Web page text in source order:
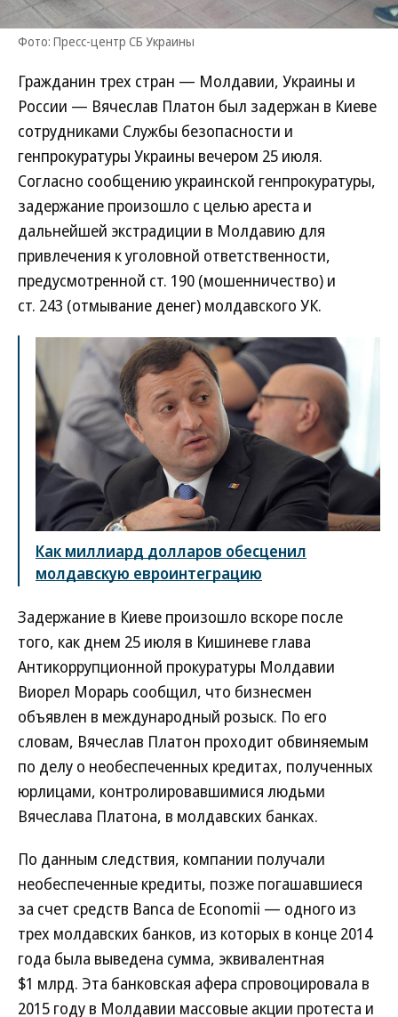
Фото: Пресс-центр СБ Украины
Гражданин трех стран — Молдавии, Украины и
России — Вячеслав Платон был задержан в Киеве
сотрудниками Службы безопасности и
генпрокуратуры Украины вечером 25 июля.
Согласно сообщению украинской генпрокуратуры,
задержание произошло с целью ареста и
дальнейшей экстрадиции в Молдавию для
привлечения к уголовной ответственности,
предусмотренной ст. 190 (мошенничество) и
ст. 243 (отмывание денег) молдавского УК.
Как миллиард долларов обесценил
молдавскую евроинтеграцию
Задержание в Киеве произошло вскоре после
того, как днем 25 июля в Кишиневе глава
Антикоррупционной прокуратуры Молдавии
Виорел Морарь сообщил, что бизнесмен
объявлен в международный розыск. По его
словам, Вячеслав Платон проходит обвиняемым
по делу о необеспеченных кредитах, полученных
юрлицами, контролировавшимися людьми
Вячеслава Платона, в молдавских банках.
По данным следствия, компании получали
необеспеченные кредиты, позже погашавшиеся
за счет средств Banca de Economii — одного из
трех молдавских банков, из которых в конце 2014
года была выведена сумма, эквивалентная
$1 млрд. Эта банковская афера спровоцировала в
2015 году в Молдавии массовые акции протеста и